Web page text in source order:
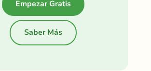
Empezar Gratis
Saber Más